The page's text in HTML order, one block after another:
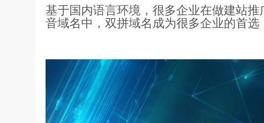
基于国内语言环境，很多企业在做建站
音域名中，双拼域名成为很多企业的首选